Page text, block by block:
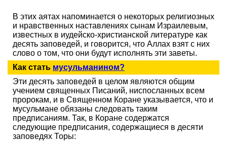
В этих аятах напоминается о некоторых религиозных
и нравственных наставлениях сынам Израилевым,
известных в иудейско-христианской литературе как
десять заповедей, и говорится, что Аллах взят с них
слово о том, что они будут исполнять эти заветы.
Как стать мусульманином?
Эти десять заповедей в целом являются общим
учением священных Писаний, ниспосланных всем
пророкам, и в Священном Коране указывается, что и
мусульмане обязаны следовать таким
предписаниям. Так, в Коране содержатся
следующие предписания, содержащиеся в десяти
заповедях Торы: